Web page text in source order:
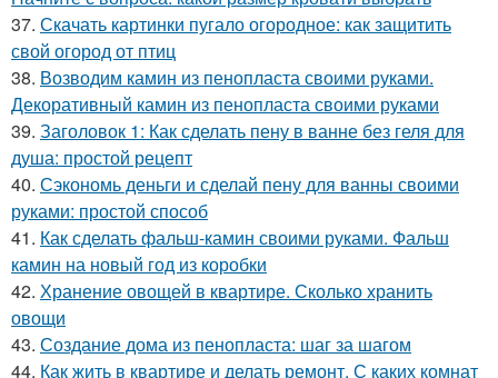
37. Скачать картинки пугало огородное: как защитить
свой огород от птиц
38. Возводим камин из пенопласта своими руками.
Декоративный камин из пенопласта своими руками
39. Заголовок 1: Как сделать пену в ванне без геля для
душа: простой рецепт
40. Сэкономь деньги и сделай пену для ванны своими
руками: простой способ
41. Как сделать фальш-камин своими руками. Фальш
камин на новый год из коробки
42. Хранение овощей в квартире. Сколько хранить
овощи
43. Создание дома из пенопласта: шаг за шагом
44. Как жить в квартире и делать ремонт. С каких комнат